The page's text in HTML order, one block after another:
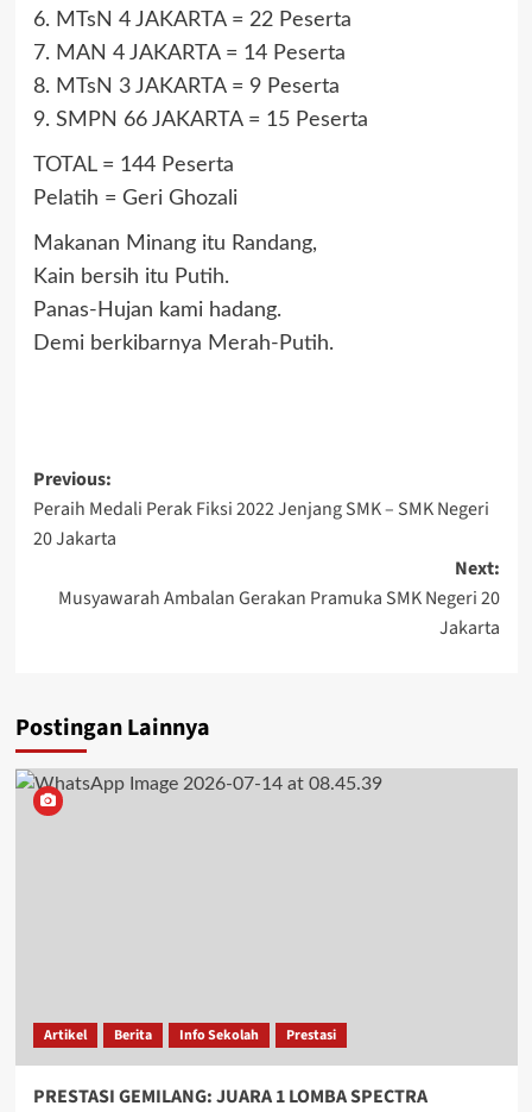
6. MTsN 4 JAKARTA = 22 Peserta
7. MAN 4 JAKARTA = 14 Peserta
8. MTsN 3 JAKARTA = 9 Peserta
9. SMPN 66 JAKARTA = 15 Peserta
TOTAL = 144 Peserta
Pelatih = Geri Ghozali
Makanan Minang itu Randang,
Kain bersih itu Putih.
Panas-Hujan kami hadang.
Demi berkibarnya Merah-Putih.
Post
navigation
Previous:
Peraih Medali Perak Fiksi 2022 Jenjang SMK – SMK Negeri
20 Jakarta
Next:
Musyawarah Ambalan Gerakan Pramuka SMK Negeri 20
Jakarta
Postingan Lainnya
Artikel Berita Info Sekolah Prestasi
PRESTASI GEMILANG: JUARA 1 LOMBA SPECTRA